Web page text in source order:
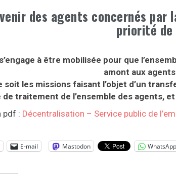
des agents concernés
priorité de
à être mobilisée pour que
amont aux
soit les missions faisant l’objet d’un
de traitement de l’ensemble des agents,
pdf : Décentralisation – Service public de
E-mail Mastodon WhatsApp